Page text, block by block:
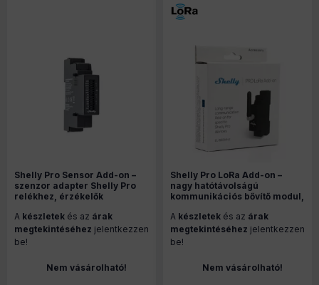
Shelly Pro Sensor Add-on –
szenzor adapter Shelly Pro
relékhez, érzékelők
A készletek és az árak
megtekintéséhez jelentkezzen
be!
Nem vásárolható!
Shelly Pro LoRa Add-on –
nagy hatótávolságú
kommunikációs bővítő modul,
A készletek és az árak
megtekintéséhez jelentkezzen
be!
Nem vásárolható!